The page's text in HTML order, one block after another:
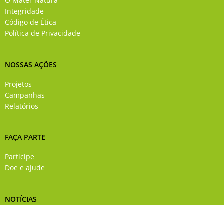
f
Integridade
Código de Ética
Política de Privacidade
NOSSAS AÇÕES
Projetos
Campanhas
Relatórios
FAÇA PARTE
Participe
Doe e ajude
NOTÍCIAS